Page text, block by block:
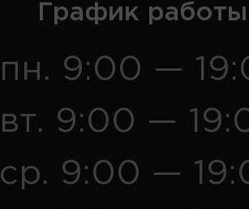
График
пн. 9:00 —
вт. 9:00 —
ср. 9:00 —